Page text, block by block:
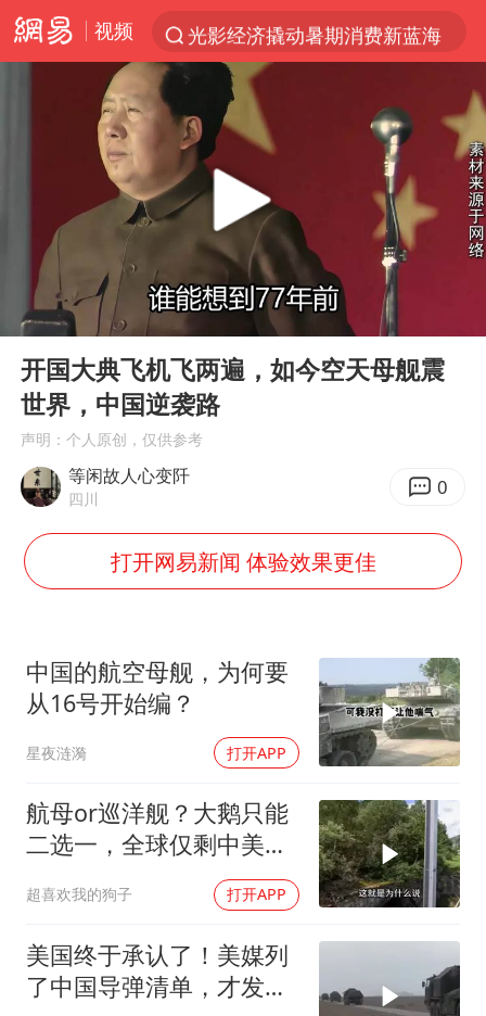
视频
光影经济撬动暑期消费新蓝海
浙江上海等地有大雨或暴雨
《欢迎来龙餐馆》口碑
香港正式允许“拒绝抢救”
白海豚将正面袭击贯穿浙江
梁家辉：到内地拍戏不是北上是回归
杭州全市有序停课
直击东北超：哈尔滨vs通辽
专家：出口是当前资产定价的宏观条件
香港宏福苑火灾或由烟头引起
浙江台州《告全体市民书》
酒店回应车内过夜被收150元
乐享全民健身 共筑健康中国
Play
00:00
开国大典飞机飞两遍，如今空天母舰震
世界，中国逆袭路
声明：个人原创，仅供参考
等闲故人心变阡
四川 0
打开网易新闻 体验效果更佳
中国的航空母舰，为何要
从16号开始编？
星夜涟漪 打开APP
航母or巡洋舰？大鹅只能
二选一，全球仅剩中美能
超喜欢我的狗子 打开APP
美国终于承认了！美媒列
了中国导弹清单，才发现